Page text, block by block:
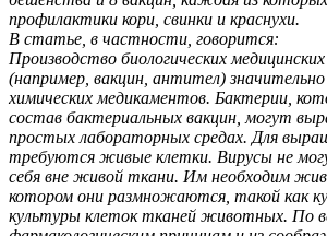
профилактики кори, свинки и краснухи.
В статье, в частности, говорится:
Производство биологических
(например, вакцин, антител)
химических медикаментов. Бактерии,
состав бактериальных вакцин, могут
простых лабораторных средах. Для
требуются живые клетки. Вирусы не
себя вне живой ткани. Им необходим
котором они размножаются, такой как
культуры клеток тканей животных. По